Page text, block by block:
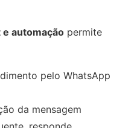
automação permite
pelo WhatsApp
da mensagem